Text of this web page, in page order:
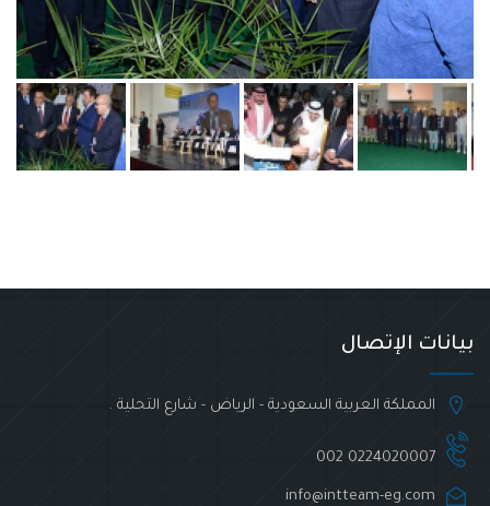
بيانات الإتصال
المملكة العربية السعودية - الرياض - شارع التحلية .
002 0224020007
info@intteam-eg.com